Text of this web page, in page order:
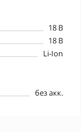
18 В
18 В
Li-Ion
без акк.